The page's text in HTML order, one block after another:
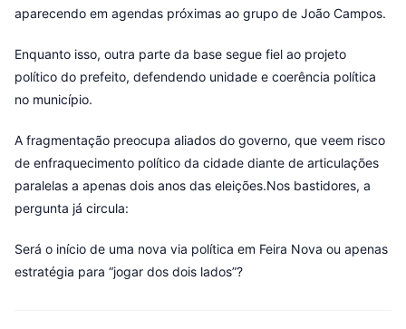
aparecendo em agendas próximas ao grupo de João Campos.
Enquanto isso, outra parte da base segue fiel ao projeto
político do prefeito, defendendo unidade e coerência política
no município.
A fragmentação preocupa aliados do governo, que veem risco
de enfraquecimento político da cidade diante de articulações
paralelas a apenas dois anos das eleições.Nos bastidores, a
pergunta já circula:
Será o início de uma nova via política em Feira Nova ou apenas
estratégia para “jogar dos dois lados”?